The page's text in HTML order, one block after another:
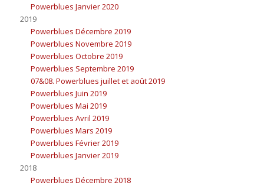
Powerblues Janvier 2020
2019
Powerblues Décembre 2019
Powerblues Novembre 2019
Powerblues Octobre 2019
Powerblues Septembre 2019
07&08. Powerblues juillet et août 2019
Powerblues Juin 2019
Powerblues Mai 2019
Powerblues Avril 2019
Powerblues Mars 2019
Powerblues Février 2019
Powerblues Janvier 2019
2018
Powerblues Décembre 2018